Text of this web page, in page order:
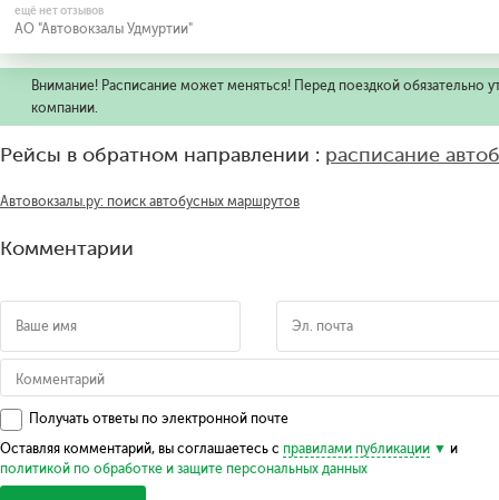
ещё нет отзывов
АО "Автовокзалы Удмуртии"
Внимание! Расписание может меняться! Перед поездкой обязательно
компании.
Рейсы в обратном направлении : расписание
Автовокзалы.ру: поиск автобусных маршрутов
Комментарии
Получать ответы по электронной почте
Оставляя комментарий, вы соглашаетесь с правилами публикации
и
политикой по обработке и защите персональных данных